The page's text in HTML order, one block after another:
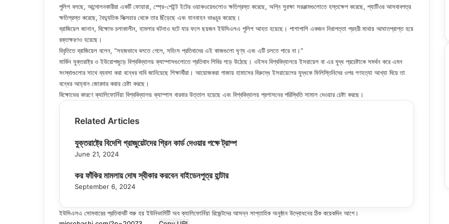
পুলিশ বলছে, আন্দোলনকারীরা একটি ফোয়ারা, স্প্রে-পেইন্ট ইটের ওয়াকওয়েগুলোও ক্ষতিগ্রস্ত করেছে, অগ্নি সুরক্ষা সরঞ্জামগুলোতে হস্তক্ষেপ করেছে, প্যাটিওর আসবাবপত্র
ক্ষতিগ্রস্ত করেছে, বৈদ্যুতিক ফিক্সচার থেকে তার ছিঁড়েছে এবং যানবাহন ভাঙচুর করেছে।
ব্রাজিয়েল জানান, বিক্ষোভ চলাকালীন, হামলার ঘটনাও ঘটে যার ফলে ছয়জন ইউসিএলএ পুলিশ আহত হয়েছে। পাশাপাশি একজন নিরাপত্তা প্রহরী মাথায় আঘাতপ্রাপ্ত হয়ে
রক্তক্ষরণও হয়েছে।
বিবৃতিতে ব্রাজিয়েল বলেন, “সহজভাবে বলতে গেলে, সহিংস প্রতিবাদের এই কাজগুলো ঘৃণ্য এবং এটি চলতে পারে না।”
মার্কিন যুক্তরাষ্ট্র ও ইউরোপজুড়ে বিশ্ববিদ্যালয় ক্যাম্পাসগুলোতে প্রতিবাদ শিবির গড়ে উঠেছে। ওইসব বিশ্ববিদ্যালয়ে ইসরায়েল বা এর যুদ্ধ প্রচেষ্টাকে সমর্থন করে এমন
সংস্থাগুলোর সাথে ব্যবসা করা বন্ধের দাবি জানিয়েছে শিক্ষার্থীরা। আয়োজকরা গাজায় হামাসের বিরুদ্ধে ইসরায়েলের যুদ্ধকে ফিলিস্তিনিদের ওপর গণহত্যা আখ্যা দিয়ে তা
বন্ধের আহ্বান জোরদার করার চেষ্টা করছে।
বিক্ষোভের কারণে ক্যালিফোর্নিয়া বিশ্ববিদ্যালয় ক্যাম্পাস বারবার উত্তাল হয়েছে এবং বিশ্ববিদ্যালয় প্রশাসনের পরিস্থিতি সামাল দেওয়ার চেষ্টা করছে।
Related Articles
যুক্তরাষ্ট্রে বিদেশি গ্রাজুয়েটদের গ্রিন কার্ড দেওয়ার পক্ষে ট্রাম্প
June 21, 2024
কর ফাঁকির মামলায় দোষ স্বীকার করবেন বাইডেনপুত্র হান্টার
September 6, 2024
ইউসিএলএ সোমবারের প্রতিবাদটি শুরু হয় ইউনিভার্সিটি অব ক্যালিফোর্নিয়া রিজেন্টদের আসন্ন সাপ্তাহিক অনুষ্ঠান উদ্বোধনের ঠিক কয়েকদিন আগে।